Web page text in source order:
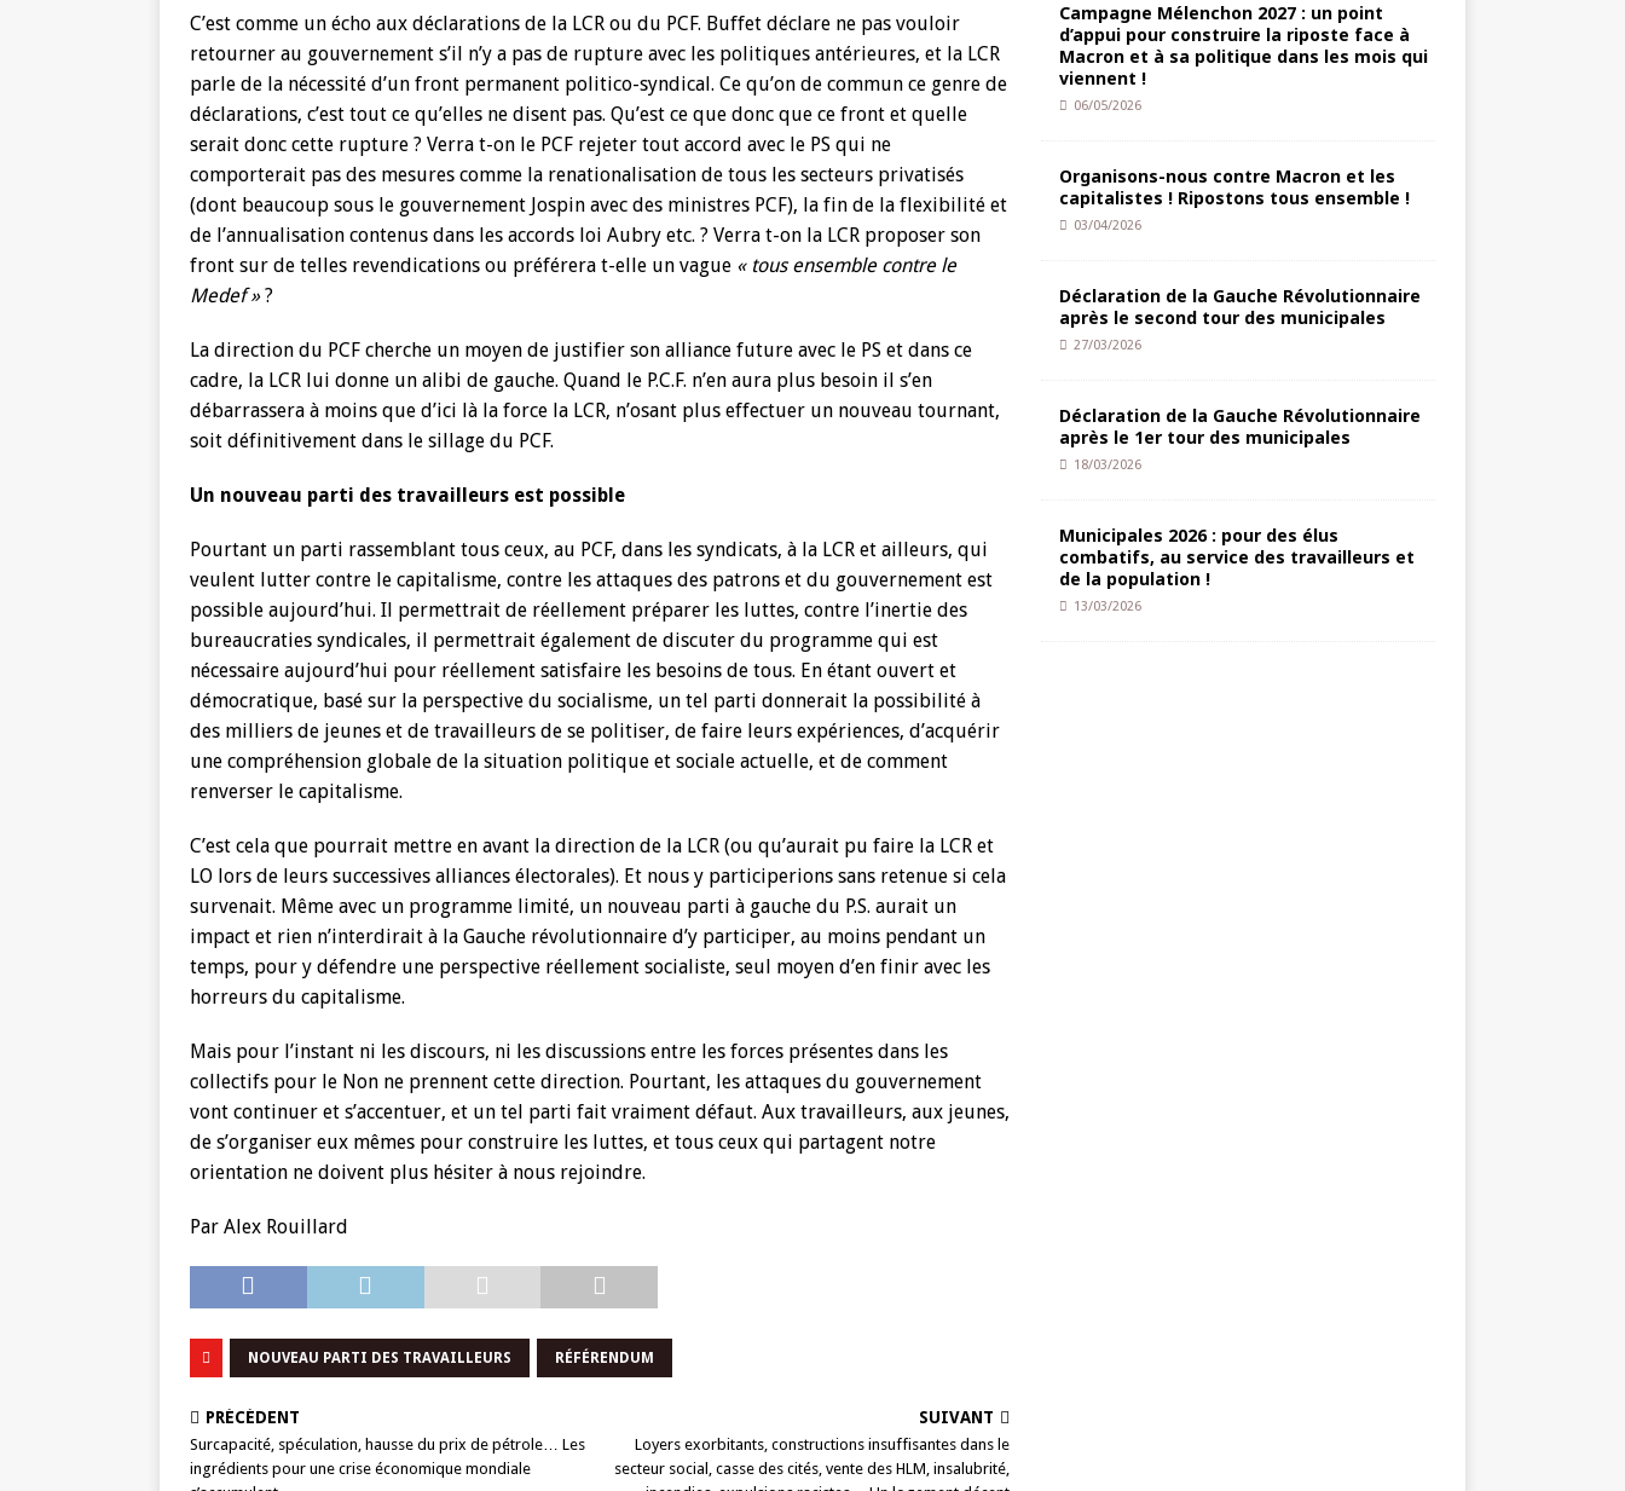
C’est comme un écho aux déclarations de la LCR ou du PCF. Buffet déclare ne pas vouloir
retourner au gouvernement s’il n’y a pas de rupture avec les politiques antérieures, et la LCR
parle de la nécessité d’un front permanent politico-syndical. Ce qu’on de commun ce genre de
déclarations, c’est tout ce qu’elles ne disent pas. Qu’est ce que donc que ce front et quelle
serait donc cette rupture ? Verra t-on le PCF rejeter tout accord avec le PS qui ne
comporterait pas des mesures comme la renationalisation de tous les secteurs privatisés
(dont beaucoup sous le gouvernement Jospin avec des ministres PCF), la fin de la flexibilité et
de l’annualisation contenus dans les accords loi Aubry etc. ? Verra t-on la LCR proposer son
front sur de telles revendications ou préférera t-elle un vague « tous ensemble contre le
Medef »?
La direction du PCF cherche un moyen de justifier son alliance future avec le PS et dans ce
cadre, la LCR lui donne un alibi de gauche. Quand le P.C.F. n’en aura plus besoin il s’en
débarrassera à moins que d’ici là la force la LCR, n’osant plus effectuer un nouveau tournant,
soit définitivement dans le sillage du PCF.
Un nouveau parti des travailleurs est possible
Pourtant un parti rassemblant tous ceux, au PCF, dans les syndicats, à la LCR et ailleurs, qui
veulent lutter contre le capitalisme, contre les attaques des patrons et du gouvernement est
possible aujourd’hui. Il permettrait de réellement préparer les luttes, contre l’inertie des
bureaucraties syndicales, il permettrait également de discuter du programme qui est
nécessaire aujourd’hui pour réellement satisfaire les besoins de tous. En étant ouvert et
démocratique, basé sur la perspective du socialisme, un tel parti donnerait la possibilité à
des milliers de jeunes et de travailleurs de se politiser, de faire leurs expériences, d’acquérir
une compréhension globale de la situation politique et sociale actuelle, et de comment
renverser le capitalisme.
C’est cela que pourrait mettre en avant la direction de la LCR (ou qu’aurait pu faire la LCR et
LO lors de leurs successives alliances électorales). Et nous y participerions sans retenue si cela
survenait. Même avec un programme limité, un nouveau parti à gauche du P.S. aurait un
impact et rien n’interdirait à la Gauche révolutionnaire d’y participer, au moins pendant un
temps, pour y défendre une perspective réellement socialiste, seul moyen d’en finir avec les
horreurs du capitalisme.
Mais pour l’instant ni les discours, ni les discussions entre les forces présentes dans les
collectifs pour le Non ne prennent cette direction. Pourtant, les attaques du gouvernement
vont continuer et s’accentuer, et un tel parti fait vraiment défaut. Aux travailleurs, aux jeunes,
de s’organiser eux mêmes pour construire les luttes, et tous ceux qui partagent notre
orientation ne doivent plus hésiter à nous rejoindre.
Par Alex Rouillard
NOUVEAU PARTI DES TRAVAILLEURS RÉFÉRENDUM
PRÉCÉDENT
Surcapacité, spéculation, hausse du prix de pétrole… Les
ingrédients pour une crise économique mondiale
SUIVANT
Loyers exorbitants, constructions insuffisantes dans le
secteur social, casse des cités, vente des HLM, insalubrité,
Campagne Mélenchon 2027 : un point
d’appui pour construire la riposte face à
Macron et à sa politique dans les mois qui
viennent !
06/05/2026
Organisons-nous contre Macron et les
capitalistes ! Ripostons tous ensemble !
03/04/2026
Déclaration de la Gauche Révolutionnaire
après le second tour des municipales
27/03/2026
Déclaration de la Gauche Révolutionnaire
après le 1er tour des municipales
18/03/2026
Municipales 2026 : pour des élus
combatifs, au service des travailleurs et
de la population !
13/03/2026